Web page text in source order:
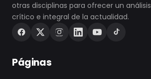
otras disciplinas para ofrecer un análisis
crítico e integral de la actualidad.
Páginas